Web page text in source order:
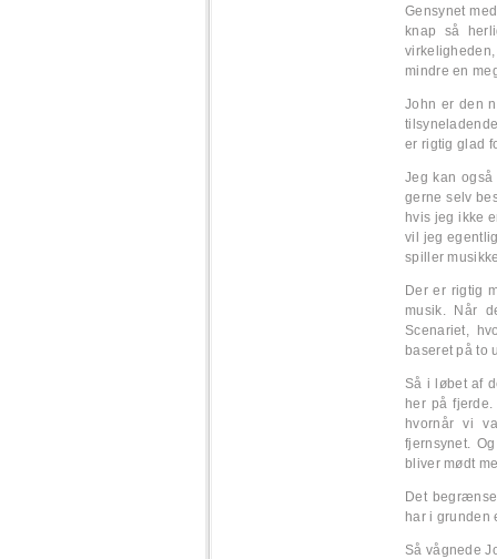
Gensynet
knap så
mindre en
John er den
er rigtig glad
Jeg kan
gerne selv
hvis jeg ikke
vil jeg
spiller
Der er rigtig
musik. Når
Scenariet,
baseret på to
Så i løbet af
her på
hvornår vi
fjernsynet.
bliver mødt
Det
har i grunden
Så vågnede